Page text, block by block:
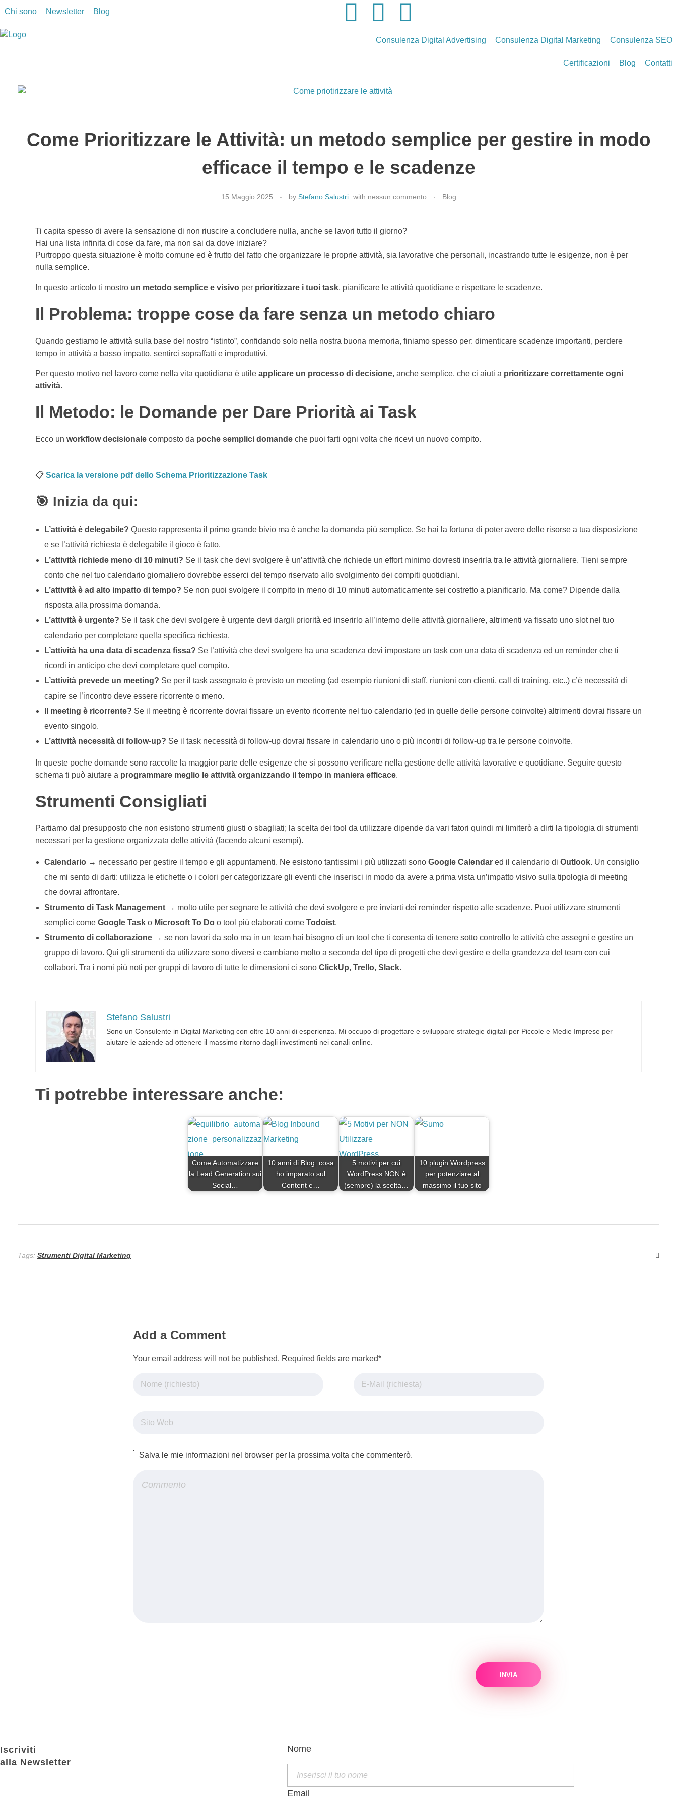
Chi sono Newsletter Blog
Consulenza Digital Advertising Consulenza Digital Marketing Consulenza SEO
Certificazioni Blog Contatti
Come Prioritizzare le Attività: un metodo semplice per gestire in modo
efficace il tempo e le scadenze
15 Maggio 2025 by Stefano Salustri with nessun commento Blog
Ti capita spesso di avere la sensazione di non riuscire a concludere nulla, anche se lavori tutto il giorno?
Hai una lista infinita di cose da fare, ma non sai da dove iniziare?
Purtroppo questa situazione è molto comune ed è frutto del fatto che organizzare le proprie attività, sia lavorative che personali, incastrando tutte le esigenze, non è per
nulla semplice.
In questo articolo ti mostro un metodo semplice e visivo per prioritizzare i tuoi task, pianificare le attività quotidiane e rispettare le scadenze.
Il Problema: troppe cose da fare senza un metodo chiaro
Quando gestiamo le attività sulla base del nostro “istinto”, confidando solo nella nostra buona memoria, finiamo spesso per: dimenticare scadenze importanti, perdere
tempo in attività a basso impatto, sentirci sopraffatti e improduttivi.
Per questo motivo nel lavoro come nella vita quotidiana è utile applicare un processo di decisione, anche semplice, che ci aiuti a prioritizzare correttamente ogni
attività.
Il Metodo: le Domande per Dare Priorità ai Task
Ecco un workflow decisionale composto da poche semplici domande che puoi farti ogni volta che ricevi un nuovo compito.
📋 Scarica la versione pdf dello Schema Prioritizzazione Task
🎯 Inizia da qui:
L’attività è delegabile? Questo rappresenta il primo grande bivio ma è anche la domanda più semplice. Se hai la fortuna di poter avere delle risorse a tua disposizione
e se l’attività richiesta è delegabile il gioco è fatto.
L’attivitàrichiede meno di 10 minuti? Se il task che devi svolgere è un’attività che richiede un effort minimo dovresti inserirla tra le attività giornaliere. Tieni sempre
conto che nel tuo calendario giornaliero dovrebbe esserci del tempo riservato allo svolgimento dei compiti quotidiani.
L’attivitàè ad alto impatto di tempo? Se non puoi svolgere il compito in meno di 10 minuti automaticamente sei costretto a pianificarlo. Ma come? Dipende dalla
risposta alla prossima domanda.
L’attivitàè urgente? Se il task che devi svolgere è urgente devi dargli priorità ed inserirlo all’interno delle attività giornaliere, altrimenti va fissato uno slot nel tuo
calendario per completare quella specifica richiesta.
L’attivitàha una data di scadenza fissa? Se l’attività che devi svolgere ha una scadenza devi impostare un task con una data di scadenza ed un reminder che ti
ricordi in anticipo che devi completare quel compito.
L’attività prevede un meeting? Se per il task assegnato è previsto un meeting (ad esempio riunioni di staff, riunioni con clienti, call di training, etc..) c’è necessità di
capire se l’incontro deve essere ricorrente o meno.
Il meeting è ricorrente? Se il meeting è ricorrente dovrai fissare un evento ricorrente nel tuo calendario (ed in quelle delle persone coinvolte) altrimenti dovrai fissare un
evento singolo.
L’attività necessità di follow-up? Se il task necessità di follow-up dovrai fissare in calendario uno o più incontri di follow-up tra le persone coinvolte.
In queste poche domande sono raccolte la maggior parte delle esigenze che si possono verificare nella gestione delle attività lavorative e quotidiane. Seguire questo
schema ti può aiutare a programmare meglio le attività organizzando il tempo in maniera efficace.
Strumenti Consigliati
Partiamo dal presupposto che non esistono strumenti giusti o sbagliati; la scelta dei tool da utilizzare dipende da vari fatori quindi mi limiterò a dirti la tipologia di strumenti
necessari per la gestione organizzata delle attività (facendo alcuni esempi).
Calendario → necessario per gestire il tempo e gli appuntamenti. Ne esistono tantissimi i più utilizzati sono Google Calendar ed il calendario di Outlook. Un consiglio
che mi sento di darti: utilizza le etichette o i colori per categorizzare gli eventi che inserisci in modo da avere a prima vista un’impatto visivo sulla tipologia di meeting
che dovrai affrontare.
Strumento di Task Management→ molto utile per segnare le attività che devi svolgere e pre inviarti dei reminder rispetto alle scadenze. Puoi utilizzare strumenti
semplici comeGoogle Tasko Microsoft To Doo tool più elaborati come Todoist.
Strumento di collaborazione→ se non lavori da solo ma in un team hai bisogno di un tool che ti consenta di tenere sotto controllo le attività che assegni e gestire un
gruppo di lavoro. Qui gli strumenti da utilizzare sono diversi e cambiano molto a seconda del tipo di progetti che devi gestire e della grandezza del team con cui
collabori. Tra i nomi più noti per gruppi di lavoro di tutte le dimensioni ci sono ClickUp, Trello, Slack.
Stefano Salustri
Sono un Consulente in Digital Marketing con oltre 10 anni di esperienza. Mi occupo di progettare e sviluppare strategie digitali per Piccole e Medie Imprese per
aiutare le aziende ad ottenere il massimo ritorno dagli investimenti nei canali online.
Ti potrebbe interessare anche:
Come Automatizzare
la Lead Generation sui
Social…
10 anni di Blog: cosa
ho imparato sul
Content e…
5 motivi per cui
WordPress NON è
(sempre) la scelta…
10 plugin Wordpress
per potenziare al
massimo il tuo sito
Tags: Strumenti Digital Marketing
Add a Comment
Your email address will not be published. Required fields are marked*
Salva le mie informazioni nel browser per la prossima volta che commenterò.
Iscriviti
alla Newsletter
Nome
Email